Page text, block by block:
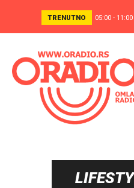
TRENUTNO 05:00 - 11:00